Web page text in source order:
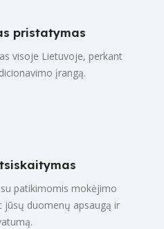
pristatymas
visoje Lietuvoje, perkant
įrangą.
patikimomis mokėjimo
jūsų duomenų apsaugą ir